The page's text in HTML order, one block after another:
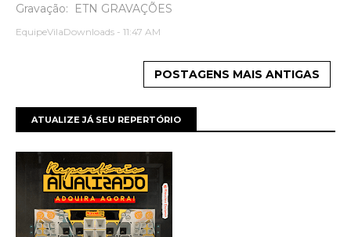
Gravação: ETN GRAVAÇÕES
EquipeVilaDownloads - 11:47 AM
POSTAGENS MAIS ANTIGAS
ATUALIZE JÁ SEU REPERTÓRIO